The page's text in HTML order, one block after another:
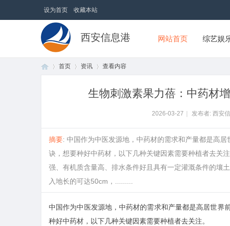
设为首页 收藏本站
西安信息港 网站首页 综艺娱
首页 资讯 查看内容
生物刺激素果力蓓：中药材
2026-03-27 发布者: 西安
摘要: 中国作为中医发源地，中药材的需求和产量都是高
诀，想要种好中药材，以下几种关键因素需要种植者去关
强、有机质含量高、排水条件好且具有一定灌溉条件的壤
入地长的可达50cm，.........
中国作为中医发源地，中药材的需求和产量都是高居世界
种好中药材，以下几种关键因素需要种植者去关注。